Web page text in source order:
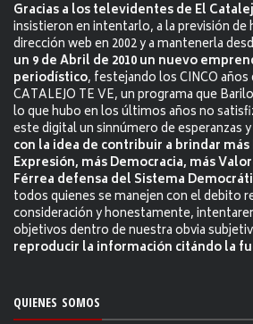
Gracias a los televidentes de El
insistieron en intentarlo, a la previsión de
dirección web en 2002 y a mantenerla
un 9 de Abril de 2010 un nuevo
periodístico, festejando los CINCO años
CATALEJO TE VE, un programa que
lo que hubo en los últimos años no
este digital un sinnúmero de esperanzas
con la idea de contribuir a brindar
Expresión, más Democracia, más
Férrea defensa del Sistema
todos quienes se manejen con el debito
consideración y honestamente,
objetivos dentro de nuestra obvia
reproducir la información citándo la
QUIENES SOMOS